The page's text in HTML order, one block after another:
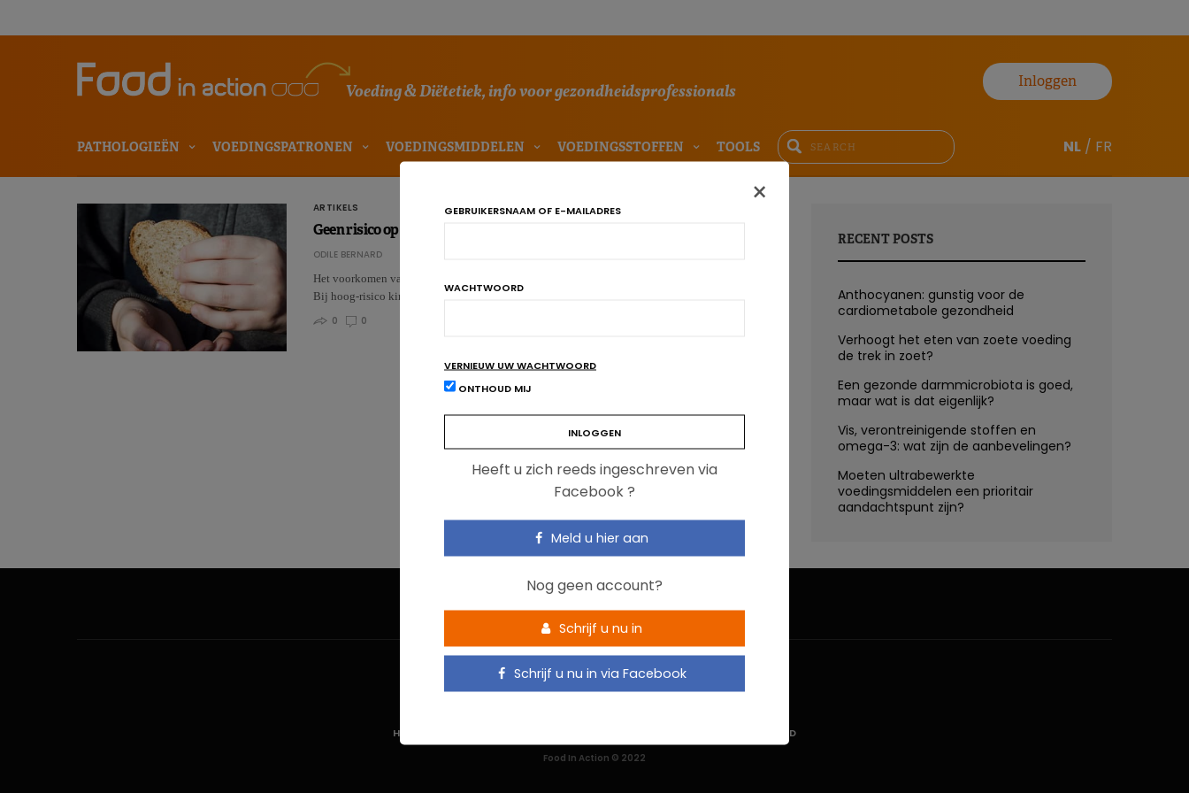
Voeding & Diëtetiek, info voor gezondheidsprofessionals
Inloggen
PATHOLOGIEËN VOEDINGSPATRONEN VOEDINGSMIDDELEN VOEDINGSSTOFFEN TOOLS NL / FR
ARTIKELS
Geen risico op coeliakie bij vroegtijdige consumptie van gluten
ODILE BERNARD
Het voorkomen van coeliakie stijgt wereldwijd en de preventie wordt al jaren onderzocht.
Bij hoog-risico kinderen bracht…
0
0
RECENT POSTS
Anthocyanen: gunstig voor de
cardiometabole gezondheid
Verhoogt het eten van zoete voeding
de trek in zoet?
Een gezonde darmmicrobiota is goed,
maar wat is dat eigenlijk?
Vis, verontreinigende stoffen en
omega-3: wat zijn de aanbevelingen?
Moeten ultrabewerkte
voedingsmiddelen een prioritair
aandachtspunt zijn?
×
GEBRUIKERSNAAM OF E-MAILADRES
WACHTWOORD
VERNIEUW UW WACHTWOORD
ONTHOUD MIJ
Heeft u zich reeds ingeschreven via
Facebook ?
Meld u hier aan
Nog geen account?
Schrijf u nu in
Schrijf u nu in via Facebook
HOME PRIVACYBELEID
Food In Action © 2022